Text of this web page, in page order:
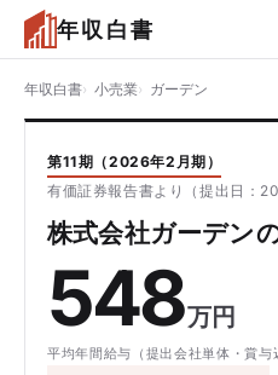
年収白書
年収白書 小売業 ガーデン
第11期（2026年2月期）
有価証券報告書より（提出日：
株式会社ガーデン
548万円
平均年間給与（提出会社単体・賞与